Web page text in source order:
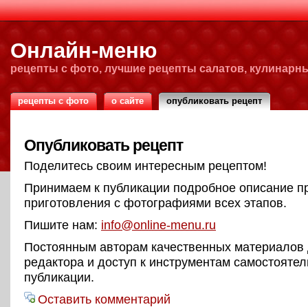
Онлайн-меню
рецепты с фото, лучшие рецепты салатов,
рецепты с фото о сайте опубликовать рецепт
Опубликовать рецепт
Поделитесь своим интересным рецептом!
Принимаем к публикации подробное описание
приготовления с фотографиями всех этапов.
Пишите нам: info@online-menu.ru
Постоянным авторам качественных материалов
редактора и доступ к инструментам
публикации.
Оставить комментарий